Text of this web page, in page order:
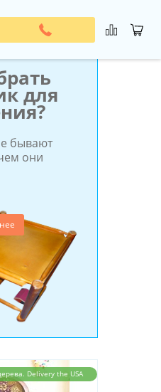
кормления
для
бывают
они
Delivery the USA